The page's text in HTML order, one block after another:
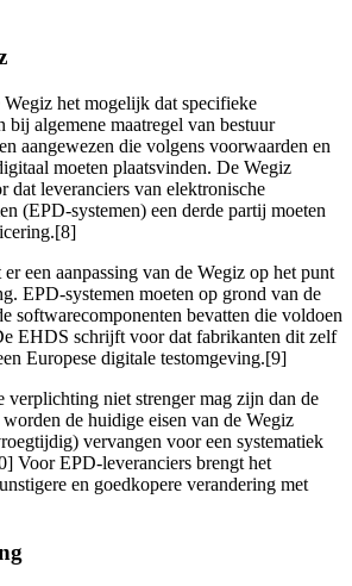
het mogelijk dat specifieke
bij algemene maatregel van bestuur
aangewezen die volgens voorwaarden en
moeten plaatsvinden. De Wegiz
dat leveranciers van elektronische
(EPD-systemen) een derde partij moeten
een aanpassing van de Wegiz op het punt
EPD-systemen moeten op grond van de
softwarecomponenten bevatten die voldoen
EHDS schrijft voor dat fabrikanten dit zelf
Europese digitale testomgeving.[9]
verplichting niet strenger mag zijn dan de
de huidige eisen van de Wegiz
vervangen voor een systematiek
Voor EPD-leveranciers brengt het
en goedkopere verandering met